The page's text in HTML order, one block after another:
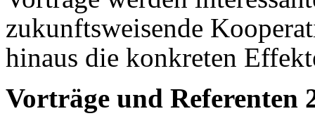
zukunftsweisende
hinaus die konkreten
Vorträge und Referenten